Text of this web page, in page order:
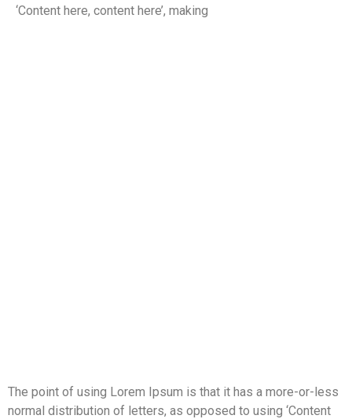
‘Content here, content here’, making
The point of using Lorem Ipsum is that it has a more-or-less
normal distribution of letters, as opposed to using ‘Content